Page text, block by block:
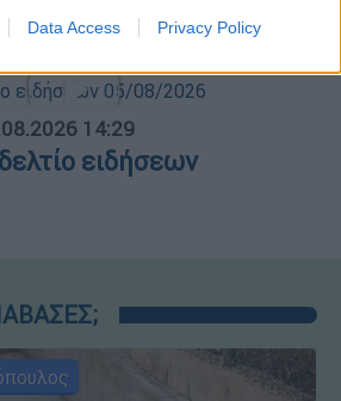
Data Access Privacy Policy
ειδήσεων 06/08/2026
14:29
ειδήσεων